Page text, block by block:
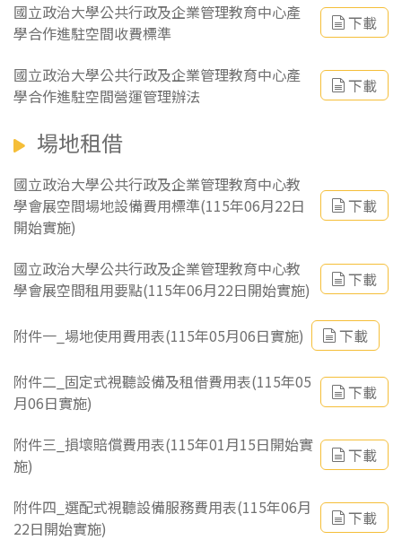
國立政治大學公共行政及企業管理教育中心產
學合作進駐空間收費標準
下載
國立政治大學公共行政及企業管理教育中心產
學合作進駐空間營運管理辦法
下載
場地租借
國立政治大學公共行政及企業管理教育中心教
學會展空間場地設備費用標準(115年06月22日
開始實施)
下載
國立政治大學公共行政及企業管理教育中心教
學會展空間租用要點(115年06月22日開始實施)
下載
附件一_場地使用費用表(115年05月06日實施) 下載
附件二_固定式視聽設備及租借費用表(115年05
月06日實施)
下載
附件三_損壞賠償費用表(115年01月15日開始實
施)
下載
附件四_選配式視聽設備服務費用表(115年06月
22日開始實施)
下載